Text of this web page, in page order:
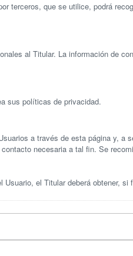
terceros, que se utilice, podrá
al Titular. La información de
sus políticas de privacidad.
a través de esta página y,
necesaria a tal fin. Se
el Titular deberá obtener,